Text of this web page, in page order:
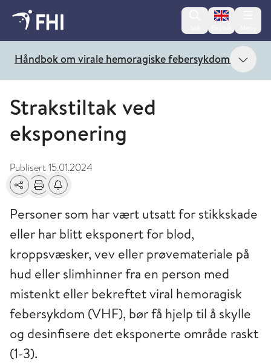
Change
Håndbok om virale hemoragiske febersykdommer Vis
Strakstiltak ved
eksponering
Publisert15.01.2024
Del Skriv utFå varsel om endringer
Personer som har vært utsatt for stikkskade
eller har blitt eksponert for blod,
kroppsvæsker, vev eller prøvemateriale på
hud eller slimhinner fra en person med
mistenkt eller bekreftet viral hemoragisk
febersykdom (VHF), bør få hjelp til å skylle
og desinfisere det eksponerte område raskt
(1-3).